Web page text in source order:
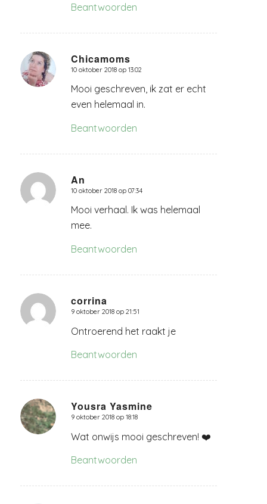
Beantwoorden
Chicamoms
zegt:
10 oktober 2018 op 13:02
Mooi geschreven, ik zat er echt
even helemaal in.
Beantwoorden
An
zegt:
10 oktober 2018 op 07:34
Mooi verhaal. Ik was helemaal
mee.
Beantwoorden
corrina
zegt:
9 oktober 2018 op 21:51
Ontroerend het raakt je
Beantwoorden
Yousra Yasmine
zegt:
9 oktober 2018 op 18:18
Wat onwijs mooi geschreven! ❤️
Beantwoorden